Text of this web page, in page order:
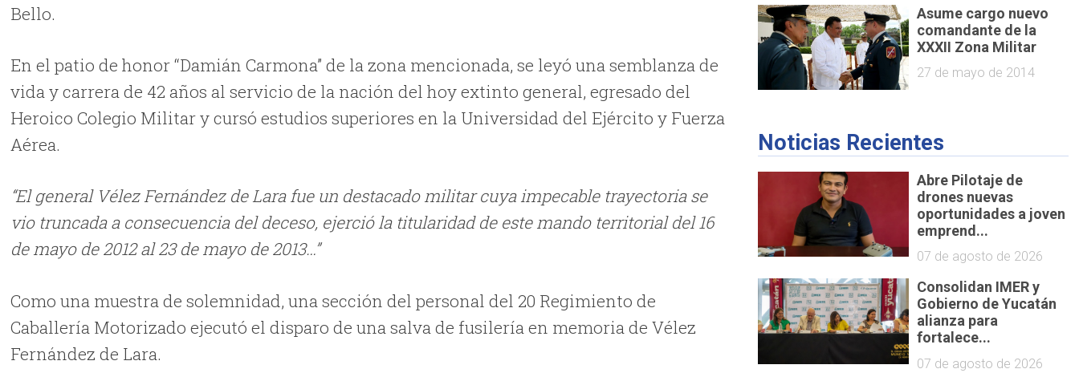
Bello.
En el patio de honor “Damián Carmona” de la zona mencionada, se leyó una semblanza de
vida y carrera de 42 años al servicio de la nación del hoy extinto general,egresado del
Heroico Colegio Militar y cursó estudios superiores en la Universidad del Ejército y Fuerza
Aérea.
“El general Vélez Fernández de Lara fue un destacado militar cuya impecable trayectoria se
vio truncada a consecuencia del deceso, ejerció la titularidad de este mando territorial del 16
de mayo de 2012 al 23 de mayo de 2013…”
Como una muestra de solemnidad, una sección del personal del 20 Regimiento de
Caballería Motorizado ejecutó el disparo de una salva de fusilería en memoria de Vélez
Fernández de Lara.
Asume cargo nuevo
comandante de la
XXXII Zona Militar
27 de mayo de 2014
Noticias Recientes
Abre Pilotaje de
drones nuevas
oportunidades a joven
emprend...
07 de agosto de 2026
Consolidan IMER y
Gobierno de Yucatán
alianza para
fortalece...
07 de agosto de 2026